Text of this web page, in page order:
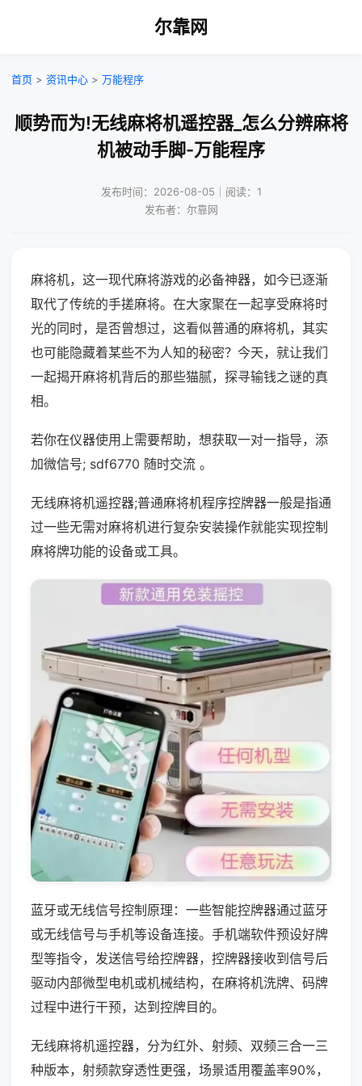
尔靠网
首页 > 资讯中心 > 万能程序
顺势而为!无线麻将机遥控器_怎么分辨麻将
机被动手脚-万能程序
发布时间：2026-08-05｜阅读：1
发布者：尔靠网
麻将机，这一现代麻将游戏的必备神器，如今已逐渐
取代了传统的手搓麻将。在大家聚在一起享受麻将时
光的同时，是否曾想过，这看似普通的麻将机，其实
也可能隐藏着某些不为人知的秘密？今天，就让我们
一起揭开麻将机背后的那些猫腻，探寻输钱之谜的真
相。
若你在仪器使用上需要帮助，想获取一对一指导，添
加微信号; sdf6770 随时交流 。
无线麻将机遥控器;普通麻将机程序控牌器一般是指通
过一些无需对麻将机进行复杂安装操作就能实现控制
麻将牌功能的设备或工具。
蓝牙或无线信号控制原理：一些智能控牌器通过蓝牙
或无线信号与手机等设备连接。手机端软件预设好牌
型等指令，发送信号给控牌器，控牌器接收到信号后
驱动内部微型电机或机械结构，在麻将机洗牌、码牌
过程中进行干预，达到控牌目的。
无线麻将机遥控器，分为红外、射频、双频三合一三
种版本，射频款穿透性更强，场景适用覆盖率90%，